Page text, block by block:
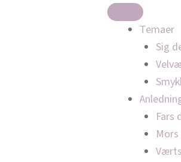
Temaer
Sig
Fars